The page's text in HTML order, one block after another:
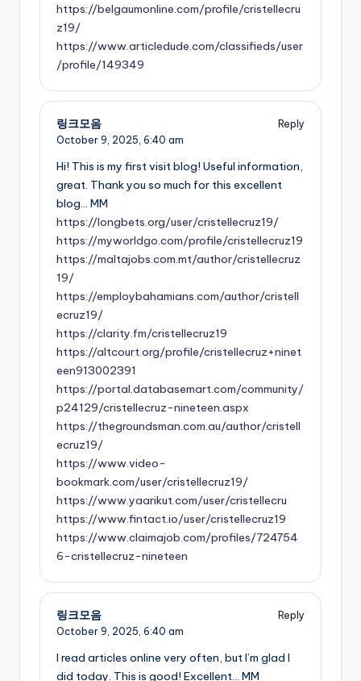
https://belgaumonline.com/profile/cristellecru
z19/
https://www.articledude.com/classifieds/user
/profile/149349
링크모음
Reply
October 9, 2025, 6:40 am
Hi! This is my first visit blog! Useful information,
great. Thank you so much for this excellent
blog… MM
https://longbets.org/user/cristellecruz19/
https://myworldgo.com/profile/cristellecruz19
https://maltajobs.com.mt/author/cristellecruz
19/
https://employbahamians.com/author/cristell
ecruz19/
https://clarity.fm/cristellecruz19
https://altcourt.org/profile/cristellecruz+ninet
een913002391
https://portal.databasemart.com/community/
p24129/cristellecruz-nineteen.aspx
https://thegroundsman.com.au/author/cristell
ecruz19/
https://www.video-
bookmark.com/user/cristellecruz19/
https://www.yaarikut.com/user/cristellecru
https://www.fintact.io/user/cristellecruz19
https://www.claimajob.com/profiles/724754
6-cristellecruz-nineteen
링크모음
Reply
October 9, 2025, 6:40 am
I read articles online very often, but I’m glad I
did today. This is good! Excellent… MM